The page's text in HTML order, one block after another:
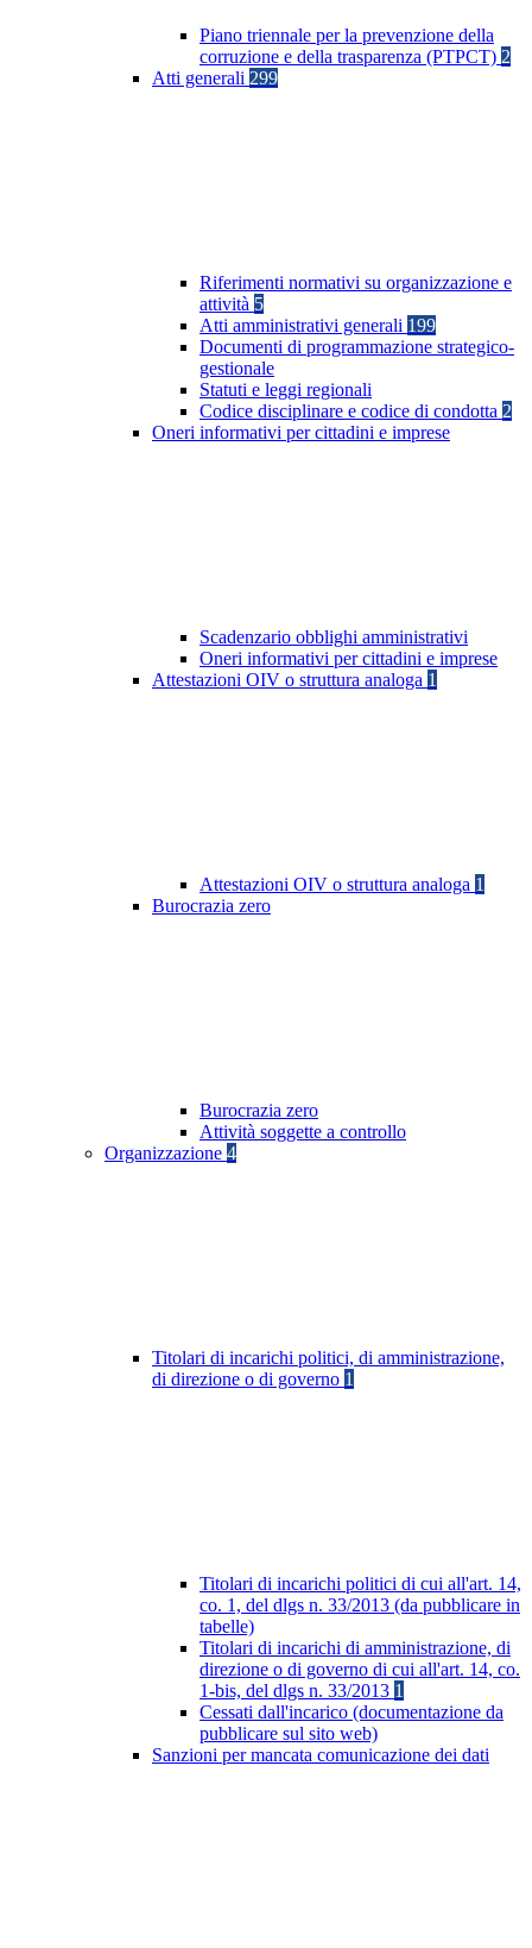
Piano triennale per la prevenzione della
corruzione e della trasparenza (PTPCT) 2
Atti generali 299
Riferimenti normativi su organizzazione e
attività 5
Atti amministrativi generali 199
Documenti di programmazione strategico-
gestionale
Statuti e leggi regionali
Codice disciplinare e codice di condotta 2
Oneri informativi per cittadini e imprese
Scadenzario obblighi amministrativi
Oneri informativi per cittadini e imprese
Attestazioni OIV o struttura analoga 1
Attestazioni OIV o struttura analoga 1
Burocrazia zero
Burocrazia zero
Attività soggette a controllo
Organizzazione 4
Titolari di incarichi politici, di amministrazione,
di direzione o di governo 1
Titolari di incarichi politici di cui all'art. 14,
co. 1, del dlgs n. 33/2013 (da pubblicare in
tabelle)
Titolari di incarichi di amministrazione, di
direzione o di governo di cui all'art. 14, co.
1-bis, del dlgs n. 33/2013 1
Cessati dall'incarico (documentazione da
pubblicare sul sito web)
Sanzioni per mancata comunicazione dei dati